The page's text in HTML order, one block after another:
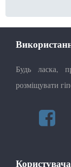
Будь ласка,
розміщувати